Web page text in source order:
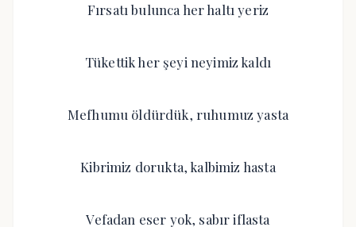
Fırsatı bulunca her haltı yeriz
Tükettik her şeyi neyimiz kaldı
Mefhumu öldürdük, ruhumuz yasta
Kibrimiz dorukta, kalbimiz hasta
Vefadan eser yok, sabır iflasta